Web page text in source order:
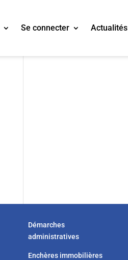
Se connecter Actualités
Démarches
administratives
Enchères immobilières